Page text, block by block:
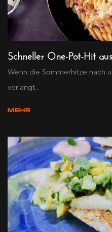
Schneller One-Pot-Hit
Wenn die Sommerhitze nach
verlangt...
MEHR